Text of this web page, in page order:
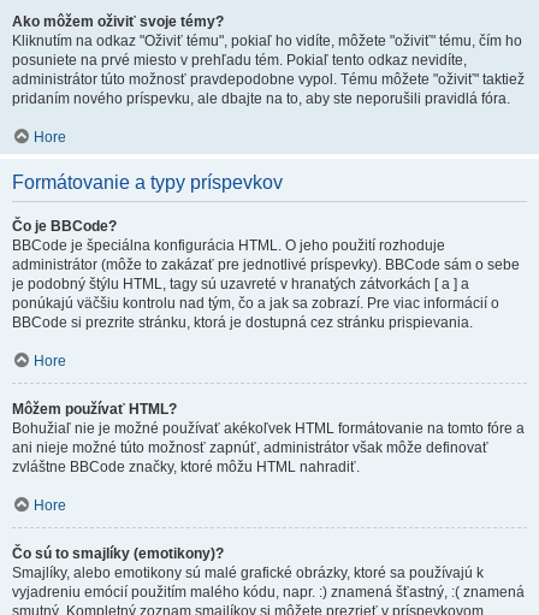
Ako môžem oživiť svoje témy?
Kliknutím na odkaz "Oživiť tému", pokiaľ ho vidíte, môžete "oživiť" tému, čím ho
posuniete na prvé miesto v prehľadu tém. Pokiaľ tento odkaz nevidíte,
administrátor túto možnosť pravdepodobne vypol. Tému môžete "oživiť" taktiež
pridaním nového príspevku, ale dbajte na to, aby ste neporušili pravidlá fóra.
Hore
Formátovanie a typy príspevkov
Čo je BBCode?
BBCode je špeciálna konfigurácia HTML. O jeho použití rozhoduje
administrátor (môže to zakázať pre jednotlivé príspevky). BBCode sám o sebe
je podobný štýlu HTML, tagy sú uzavreté v hranatých zátvorkách [ a ] a
ponúkajú väčšiu kontrolu nad tým, čo a jak sa zobrazí. Pre viac informácií o
BBCode si prezrite stránku, ktorá je dostupná cez stránku prispievania.
Hore
Môžem používať HTML?
Bohužiaľ nie je možné používať akékoľvek HTML formátovanie na tomto fóre a
ani nieje možné túto možnosť zapnúť, administrátor však môže definovať
zvláštne BBCode značky, ktoré môžu HTML nahradiť.
Hore
Čo sú to smajlíky (emotikony)?
Smajlíky, alebo emotikony sú malé grafické obrázky, ktoré sa používajú k
vyjadreniu emócií použitím malého kódu, napr. :) znamená šťastný, :( znamená
smutný. Kompletný zoznam smajlíkov si môžete prezrieť v príspevkovom